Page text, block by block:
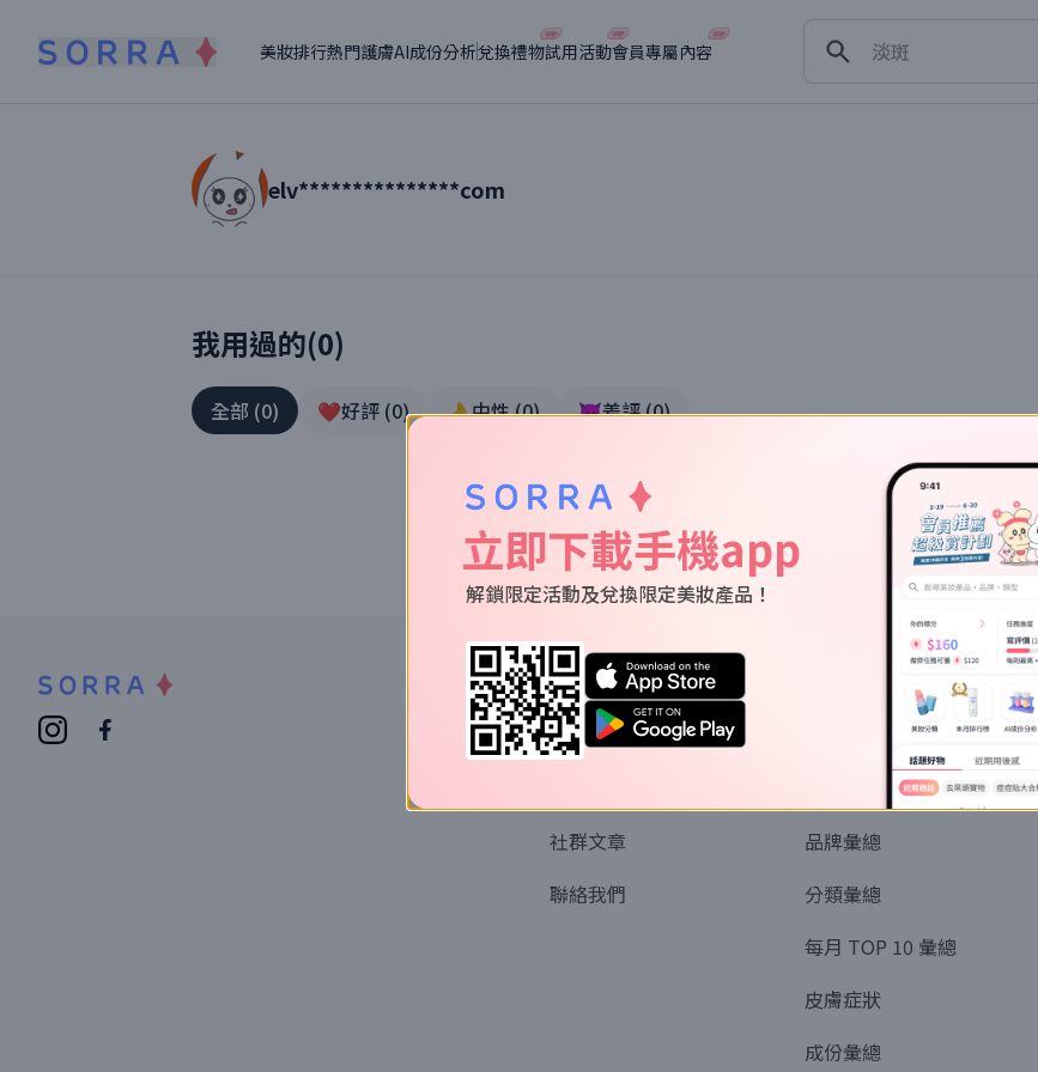
美妝排行熱門護膚AI成份分析兌換禮物試用活動會員專屬內容
淡斑
讀者【elv***************com 】美妝真實體驗
elv***************com
我用過的(0)
全部 (0) ❤️好評 (0) 👌中性(0) 👿差評(0)
關於我們
認識SORRA
社群文章
聯絡我們
品牌彙總
分類彙總
每月 TOP 10 彙總
皮膚症狀
成份彙總
立即下載手機app
解鎖限定活動及兌換限定美妝產品！